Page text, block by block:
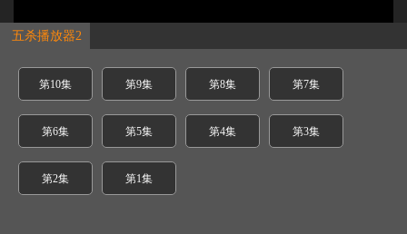
五杀播放器2
第10集 第9集 第8集 第7集
第6集 第5集 第4集 第3集
第2集 第1集